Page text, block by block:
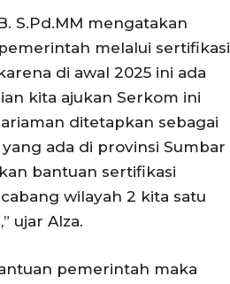
S.Pd.MM mengatakan
melalui sertifikasi
di awal 2025 ini ada
kita ajukan Serkom ini
ditetapkan sebagai
ada di provinsi Sumbar
bantuan sertifikasi
wilayah 2 kita satu
ujar Alza.
pemerintah maka